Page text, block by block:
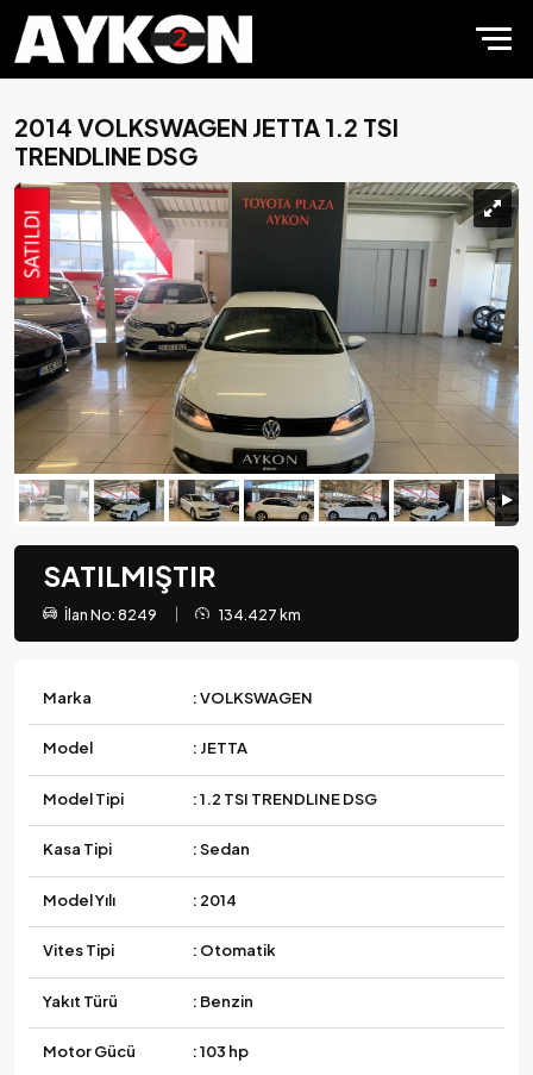
2014 VOLKSWAGEN JETTA 1.2 TSI
TRENDLINE DSG
SATILMIŞTIR
İlan No: 8249 134.427 km
Marka : VOLKSWAGEN
Model : JETTA
Model Tipi : 1.2 TSI TRENDLINE DSG
Kasa Tipi : Sedan
Model Yılı : 2014
Vites Tipi : Otomatik
Yakıt Türü : Benzin
Motor Gücü : 103 hp